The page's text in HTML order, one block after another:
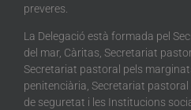
preveres.
La Delegació està formada pel
del mar, Càritas, Secretariat
Secretariat pastoral pels
penitenciària, Secretariat
de seguretat i les Institucions